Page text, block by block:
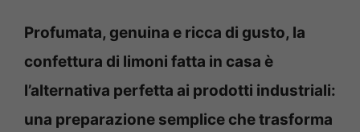
Profumata, genuina e ricca di gusto, la
confettura di limoni fatta in casa è
l’alternativa perfetta ai prodotti industriali:
una preparazione semplice che trasforma